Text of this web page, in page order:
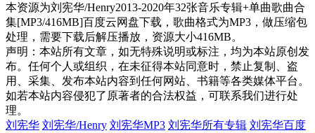
本资源为刘宪华/Henry2013-2020年32张音乐专辑+单曲歌曲合
集[MP3/416MB]百度云网盘下载，歌曲格式为MP3，做压缩包
处理，需要下载后解压播放，资源大小416MB。
声明：本站所有文章，如无特殊说明或标注，均为本站原创发
布。任何个人或组织，在未征得本站同意时，禁止复制、盗
用、采集、发布本站内容到任何网站、书籍等各类媒体平台。
如若本站内容侵犯了原著者的合法权益，可联系我们进行处
理。
刘宪华 刘宪华/Henry 刘宪华MP3 刘宪华所有专辑 刘宪华百度